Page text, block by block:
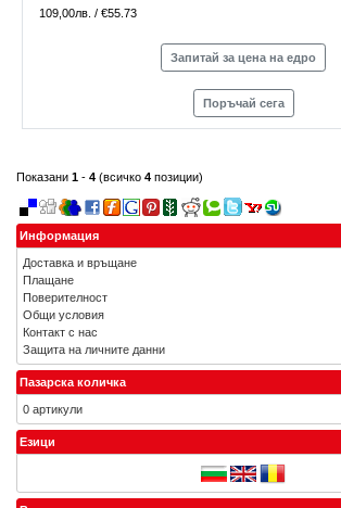
109,00лв. / €55.73
Запитай за цена на едро
Поръчай сега
Показани 1 - 4 (всичко 4 позиции)
Информация
Доставка и връщане
Плащане
Поверителност
Общи условия
Контакт с нас
Защита на личните данни
Пазарска количка
0 артикули
Езици